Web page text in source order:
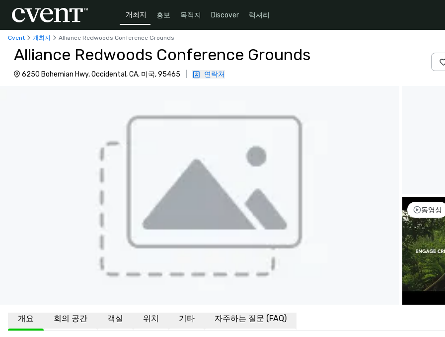
개최지 홍보 목적지 Discover 럭셔리
Cvent 개최지 Alliance Redwoods Conference Grounds
Alliance Redwoods Conference Grounds
6250 Bohemian Hwy, Occidental, CA, 미국, 95465 연락처
동영상
개요 회의 공간 객실 위치 기타 자주하는 질문 (FAQ)